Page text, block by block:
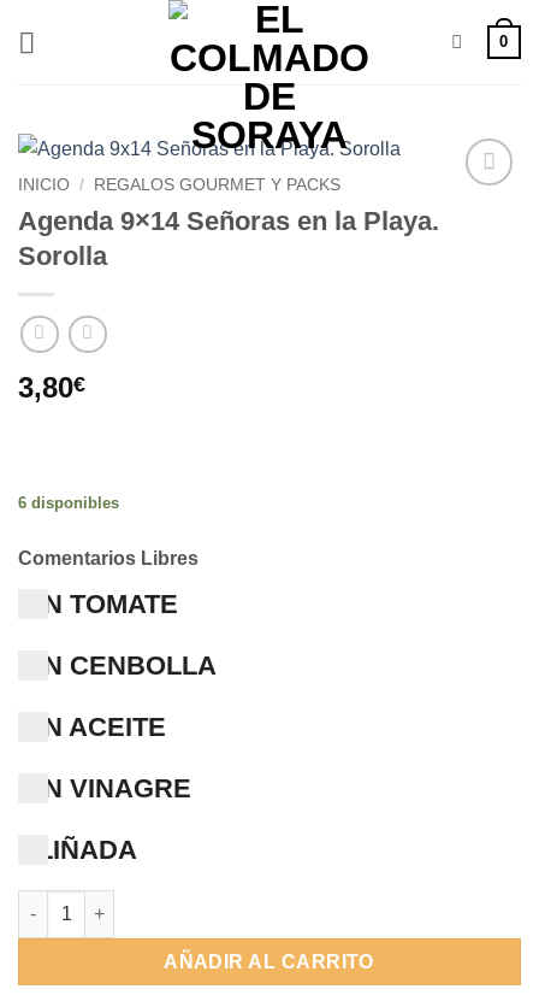
0
INICIO / REGALOS GOURMET Y PACKS
Agenda 9×14 Señoras en la Playa.
Sorolla
3,80€
6 disponibles
Comentarios Libres
SIN TOMATE
SIN CENBOLLA
SIN ACEITE
SIN VINAGRE
ALIÑADA
Agenda 9x14 Señoras en la Playa. Sorolla cantidad
AÑADIR AL CARRITO